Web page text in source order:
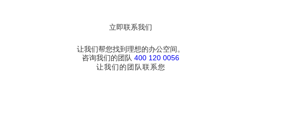
立即联系我们
让我们帮您找到理想的办公空间。
咨询我们的团队 400 120 0056
让我们的团队联系您